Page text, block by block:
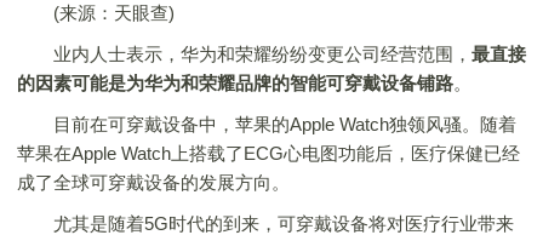
(来源：天眼查)
业内人士表示，华为和荣耀纷纷变更公司经营范围， 最直接
的因素可能是为华为和荣耀品牌的智能可穿戴设备铺路。
目前在可穿戴设备中，苹果的Apple Watch独领风骚。随着
苹果在Apple Watch上搭载了ECG心电图功能后，医疗保健已经
成了全球可穿戴设备的发展方向。
尤其是随着5G时代的到来，可穿戴设备将对医疗行业带来